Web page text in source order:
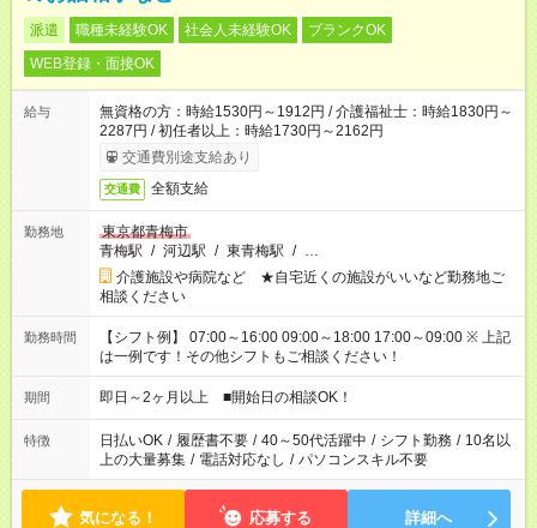
派遣 職種未経験OK 社会人未経験OK
ブランクOK
WEB登録・面接OK
給与
無資格の方：時給1530円～1912円 / 介護福祉士：時給1830円～
2287円 / 初任者以上：時給1730円～2162円
交通費別途支給あり
交通費 全額支給
勤務地
東京都青梅市
青梅駅 / 河辺駅 / 東青梅駅 / …
介護施設や病院など ★自宅近くの施設がいいなど勤務地ご
相談ください
勤務時間
【シフト例】 07:00～16:00 09:00～18:00 17:00～09:00 ※ 上記
は一例です！その他シフトもご相談ください！
期間 即日～2ヶ月以上 ■開始日の相談OK！
特徴 日払いOK / 履歴書不要 / 40～50代活躍中 / シフト勤務 / 10名以
上の大量募集 / 電話対応なし / パソコンスキル不要
気になる！ 応募する 詳細へ